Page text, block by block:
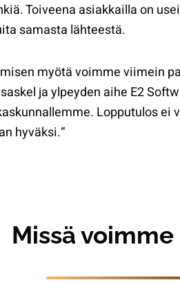
Toiveena asiakkailla on
samasta lähteestä.
myötä voimme viimein
ja ylpeyden aihe E2
Lopputulos ei
hyväksi.“
Missä